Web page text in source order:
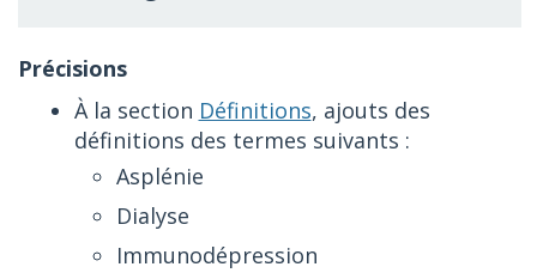
À la section Définitions, ajouts des
définitions des termes suivants :
Asplénie
Dialyse
Immunodépression